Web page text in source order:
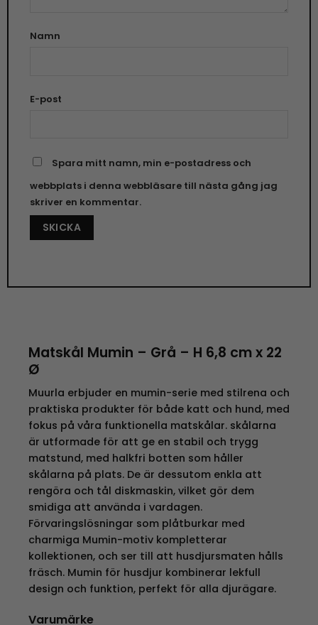
Namn
E-post
Spara mitt namn, min e-postadress och
webbplats i denna webbläsare till nästa gång jag
skriver en kommentar.
Matskål Mumin – Grå – H 6,8 cm x 22
Ø
Muurla erbjuder en mumin-serie med stilrena och
praktiska produkter för både katt och hund, med
fokus på våra funktionella matskålar. skålarna
är utformade för att ge en stabil och trygg
matstund, med halkfri botten som håller
skålarna på plats. De är dessutom enkla att
rengöra och tål diskmaskin, vilket gör dem
smidiga att använda i vardagen.
Förvaringslösningar som plåtburkar med
charmiga Mumin-motiv kompletterar
kollektionen, och ser till att husdjursmaten hålls
fräsch. Mumin för husdjur kombinerar lekfull
design och funktion, perfekt för alla djurägare.
Varumärke